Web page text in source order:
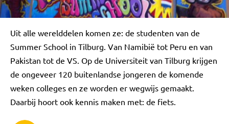
Uit alle werelddelen komen ze: de studenten van de
Summer School in Tilburg. Van Namibië tot Peru en van
Pakistan tot de VS. Op de Universiteit van Tilburg krijgen
de ongeveer 120 buitenlandse jongeren de komende
weken colleges en ze worden er wegwijs gemaakt.
Daarbij hoort ook kennis maken met: de fiets.